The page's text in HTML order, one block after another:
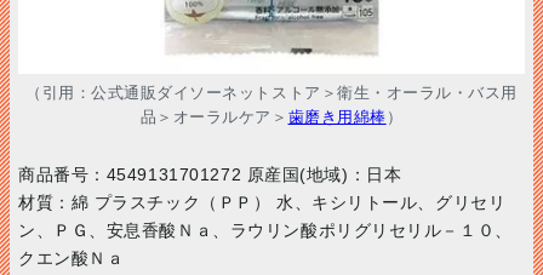
（引用：公式通販ダイソーネットストア＞衛生・オーラル・バス用
品＞オーラルケア＞ 歯磨き用綿棒 ）
商品番号：4549131701272 原産国(地域)：日本
材質：綿 プラスチック（ＰＰ） 水、キシリトール、グリセリ
ン、ＰＧ、安息香酸Ｎａ、ラウリン酸ポリグリセリル－１０、
クエン酸Ｎａ